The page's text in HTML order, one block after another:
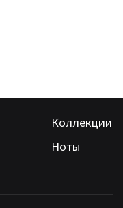
Коллекции
Ноты